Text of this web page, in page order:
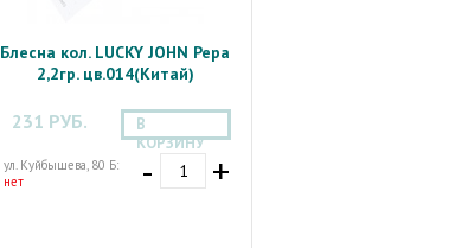
Блесна кол. LUCKY JOHN Pepa
2,2гр. цв.014(Китай)
231 РУБ.
ул. Куйбышева, 80 Б:
нет
В
КОРЗИНУ
- +